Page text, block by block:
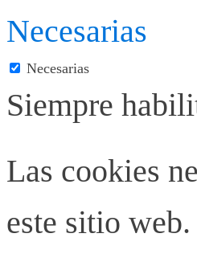
Necesarias
Necesarias
Siempre
Las cookies
este sitio